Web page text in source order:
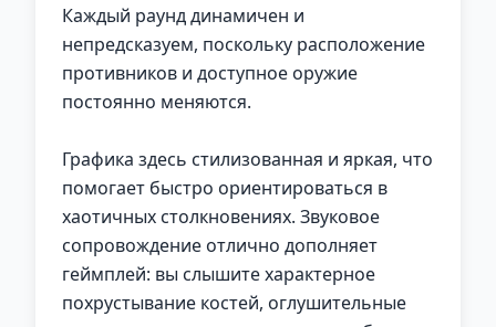
Каждый раунд динамичен и
непредсказуем, поскольку расположение
противников и доступное оружие
постоянно меняются.
Графика здесь стилизованная и яркая, что
помогает быстро ориентироваться в
хаотичных столкновениях. Звуковое
сопровождение отлично дополняет
геймплей: вы слышите характерное
похрустывание костей, оглушительные